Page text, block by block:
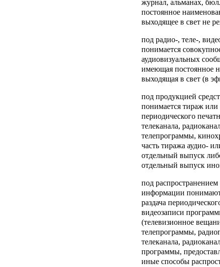
журнал, альманах,
постоянное
выходящее в свет не
под радио-, теле-,
понимается
аудиовизуальных
имеющая постоянное
выходящая в свет (в
под продукцией
понимается тираж или
периодического
телеканала,
телепрограммы,
часть тиража аудио-
отдельный выпуск
отдельный выпуск
под
информации
раздача
видеозаписи
(телевизионное
телепрограммы,
телеканала,
программы,
иные способы